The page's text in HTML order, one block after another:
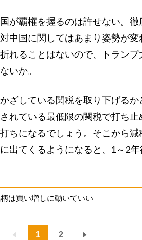
が覇権を握るのは許せない。
中国に関してはあまり姿勢が変
れることはないので、トラン
いか。
ざしている関税を取り下げるか
れている最低限の関税で打ち止
ちになるでしょう。そこから減
出てくるようになると、1～2
は買い増しに動いていい
1 2